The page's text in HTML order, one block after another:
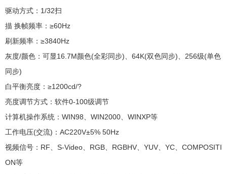
驱动方式：1/32扫
描 换帧频率：≥60Hz
刷新频率：≥3840Hz
灰度/颜色：可显16.7M颜色(全彩同步)、64K(双色同步)、256级(单色
同步)
白平衡亮度：≥1200cd/?
亮度调节方式：软件0-100级调节
计算机操作系统：WIN98、WIN2000、WINXP等
工作电压(交流)：AC220V±5% 50Hz
视频信号：RF、S-Video、RGB、RGBHV、YUV、YC、COMPOSITI
ON等